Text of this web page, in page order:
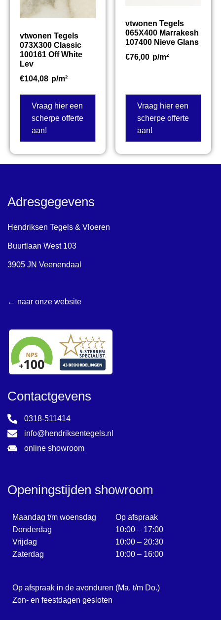
vtwonen Tegels
073X300 Classic
100161 Off White
Lev
€104,08 p/m²
Vraag hier een
scherpe offerte
aan!
vtwonen Tegels
065X400 Marrakesh
107400 Nieve Glans
€76,00 p/m²
Vraag hier een
scherpe offerte
aan!
Adresgegevens
Hendriksen Tegels & Vloeren
Buurtlaan West 103
3905 JN Veenendaal
← naar onze website
Contactgevens
0318-511414
info@hendriksentegels.nl
online showroom
Openingstijden showroom
Maandag t/m woensdag
Donderdag
Vrijdag
Zaterdag
Op afspraak
10:00 – 17:00
10:00 – 20:30
10:00 – 16:00
Op afspraak in de avonduren (Ma. t/m Do.)
Zon- en feestdagen gesloten